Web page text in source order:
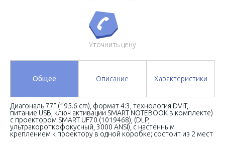
Уточнить цену
Общее Описание Характеристики
Диагональ 77" (195.6 cm), формат 4:3, технология DVIT,
питание USB, ключ активации SMART NOTEBOOK в комплекте)
с проектором SMART UF70 (1019468), (DLP,
ультракороткофокусный, 3000 ANSI), с настенным
креплением к проектору в одной коробке; состоит из 2 мест